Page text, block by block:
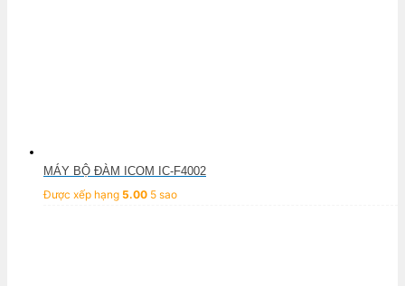
MÁY BỘ ĐÀM ICOM IC-F4002
Được xếp hạng 5.00 5 sao